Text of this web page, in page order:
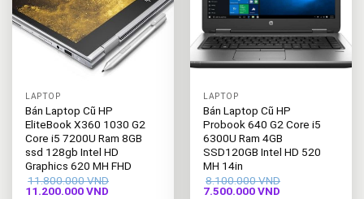
LAPTOP
Bán Laptop Cũ HP
EliteBook X360 1030 G2
Core i5 7200U Ram 8GB
ssd 128gb Intel HD
Graphics 620 MH FHD
11.800.000VND
Giá
11.200.000VND
LAPTOP
Bán Laptop Cũ HP
Probook 640 G2 Core i5
6300U Ram 4GB
SSD120GB Intel HD 520
MH 14in
8.100.000VND
Giá
7.500.000VND